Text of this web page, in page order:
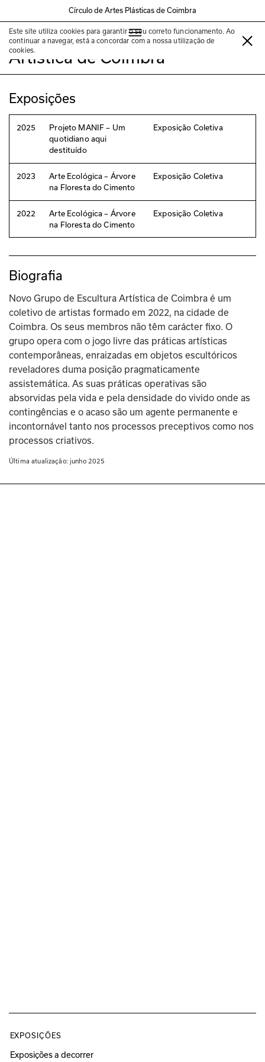
Círculo de Artes Plásticas de Coimbra
Este site utiliza cookies para garantir o seu correto funcionamento. Ao
continuar a navegar, está a concordar com a nossa utilização de
cookies.
Novo Grupo de Escultura
Artística de Coimbra
Exposições
2025
Projeto MANIF – Um
quotidiano aqui
destituído
Exposição Coletiva
2023
Arte Ecológica – Árvore
na Floresta do Cimento
Exposição Coletiva
2022
Arte Ecológica – Árvore
na Floresta do Cimento
Exposição Coletiva
Biografia
Novo Grupo de Escultura Artística de Coimbra é um
coletivo de artistas formado em 2022, na cidade de
Coimbra. Os seus membros não têm carácter fixo. O
grupo opera com o jogo livre das práticas artísticas
contemporâneas, enraizadas em objetos escultóricos
reveladores duma posição pragmaticamente
assistemática. As suas práticas operativas são
absorvidas pela vida e pela densidade do vivido onde as
contingências e o acaso são um agente permanente e
incontornável tanto nos processos preceptivos como nos
processos criativos.
Última atualização: junho 2025
EXPOSIÇÕES
Exposições a decorrer